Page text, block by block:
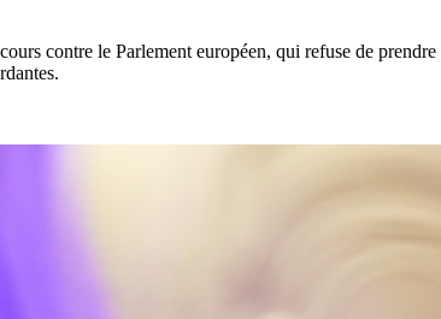
contre le Parlement européen, qui refuse de prendre